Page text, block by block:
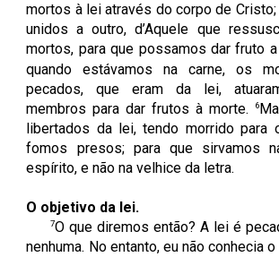
mortos à lei através do corpo de Cristo;
unidos a outro, d’Aquele que
mortos, para que possamos dar fruto a
quando estávamos na carne, os
pecados, que eram da lei,
membros para dar frutos à morte.
6
libertados da lei, tendo morrido para
fomos presos; para que sirvamos
espírito, e não na velhice da letra.
O objetivo da lei.
7O que diremos então? A lei é
nenhuma. No entanto, eu não conhecia